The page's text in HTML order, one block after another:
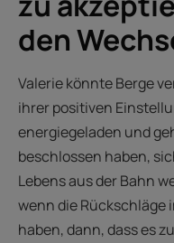
den
Valerie könnte Berge
ihrer positiven
energiegeladen und
beschlossen haben,
Lebens aus der Bahn
wenn die Rückschläge
haben, dann, dass es